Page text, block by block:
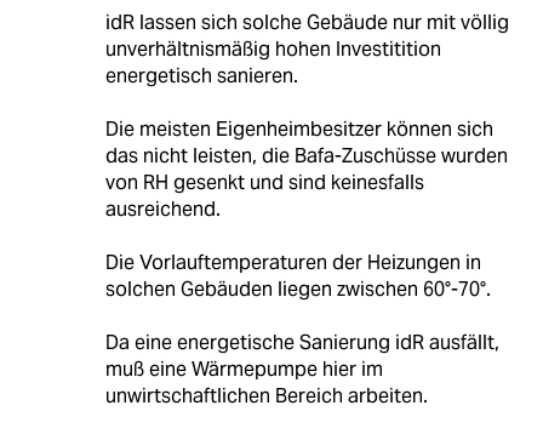
idR lassen sich solche Gebäude nur mit völlig
unverhältnismäßig hohen Investitition
energetisch sanieren.
Die meisten Eigenheimbesitzer können sich
das nicht leisten, die Bafa-Zuschüsse wurden
von RH gesenkt und sind keinesfalls
ausreichend.
Die Vorlauftemperaturen der Heizungen in
solchen Gebäuden liegen zwischen 60°-70°.
Da eine energetische Sanierung idR ausfällt,
muß eine Wärmepumpe hier im
unwirtschaftlichen Bereich arbeiten.